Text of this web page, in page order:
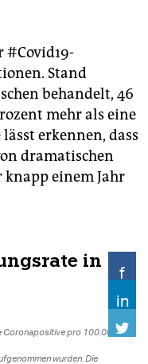
#Covid19-
Stand
behandelt, 46
mehr als eine
lässt erkennen, dass
dramatischen
knapp einem Jahr